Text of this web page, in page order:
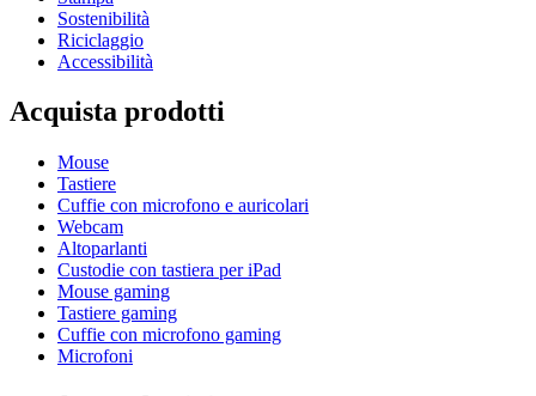
Sostenibilità
Riciclaggio
Accessibilità
Acquista prodotti
Mouse
Tastiere
Cuffie con microfono e auricolari
Webcam
Altoparlanti
Custodie con tastiera per iPad
Mouse gaming
Tastiere gaming
Cuffie con microfono gaming
Microfoni